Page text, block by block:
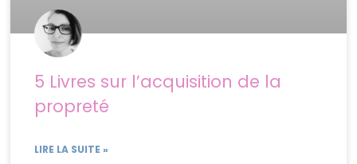
5 Livres sur l’acquisition de la
propreté
LIRE LA SUITE »